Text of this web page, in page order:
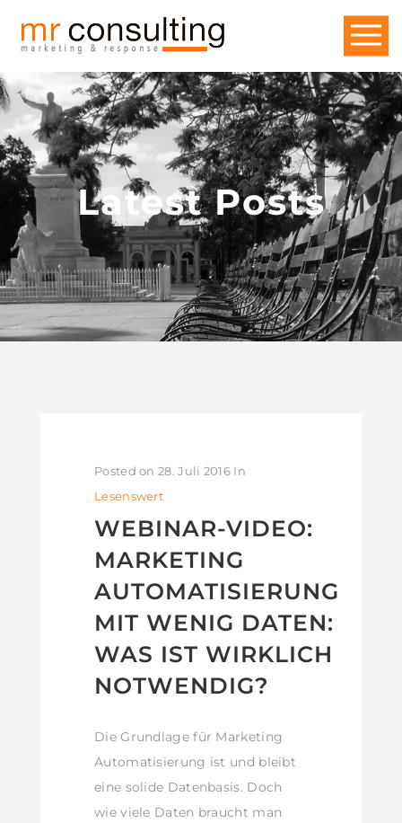
Latest Posts
Posted on 28. Juli 2016 In
Lesenswert
WEBINAR-VIDEO:
MARKETING
AUTOMATISIERUNG
MIT WENIG DATEN:
WAS IST WIRKLICH
NOTWENDIG?
Die Grundlage für Marketing
Automatisierung ist und bleibt
eine solide Datenbasis. Doch
wie viele Daten braucht man